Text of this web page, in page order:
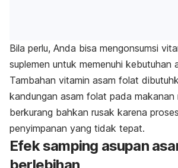
Bila perlu, Anda bisa mengonsumsi
suplemen untuk memenuhi kebutuhan
Tambahan vitamin asam folat
kandungan asam folat pada makanan
berkurang bahkan rusak karena
penyimpanan yang tidak tepat.
Efek samping asupan